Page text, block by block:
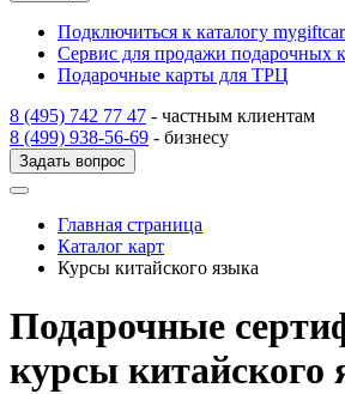
Подключиться к каталогу
Сервис для продажи подарочных
Подарочные карты для ТРЦ
8 (495) 742 77 47 - частным клиентам
8 (499) 938-56-69 - бизнесу
Задать вопрос
Главная страница
Каталог карт
Курсы китайского языка
Подарочные
курсы китайского